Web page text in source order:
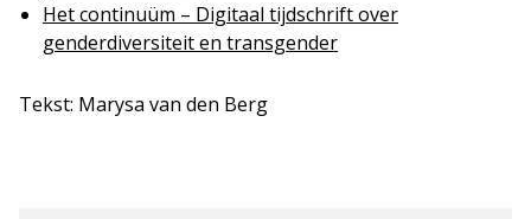
Het continuüm – Digitaal tijdschrift over
genderdiversiteit en transgender
Tekst: Marysa van den Berg